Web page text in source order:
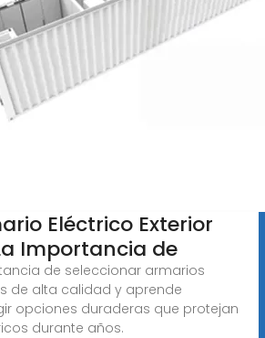
Eléctrico Exterior
Importancia de
de seleccionar armarios
de alta calidad y aprende
opciones duraderas que protejan
durante años.